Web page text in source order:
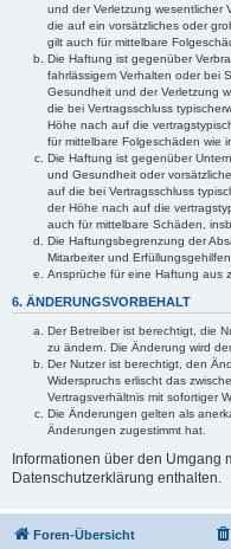
und der Verletzung wesentlicher
die auf ein vorsätzliches oder
gilt auch für mittelbare
Die Haftung ist gegenüber
fahrlässigem Verhalten oder bei
Gesundheit und der Verletzung
die bei Vertragsschluss
Höhe nach auf die
für mittelbare Folgeschäden wie
Die Haftung ist gegenüber
und Gesundheit oder
auf die bei Vertragsschluss
der Höhe nach auf die
auch für mittelbare Schäden,
Die Haftungsbegrenzung der
Mitarbeiter und
Ansprüche für eine Haftung aus
6. ÄNDERUNGSVORBEHALT
Der Betreiber ist berechtigt, die
zu ändern. Die Änderung wird
Der Nutzer ist berechtigt, den
Widerspruchs erlischt das
Vertragsverhältnis mit sofortiger
Die Änderungen gelten als
Änderungen zugestimmt hat.
Informationen über den
Datenschutzerklärung enthalten.
Foren-Übersicht